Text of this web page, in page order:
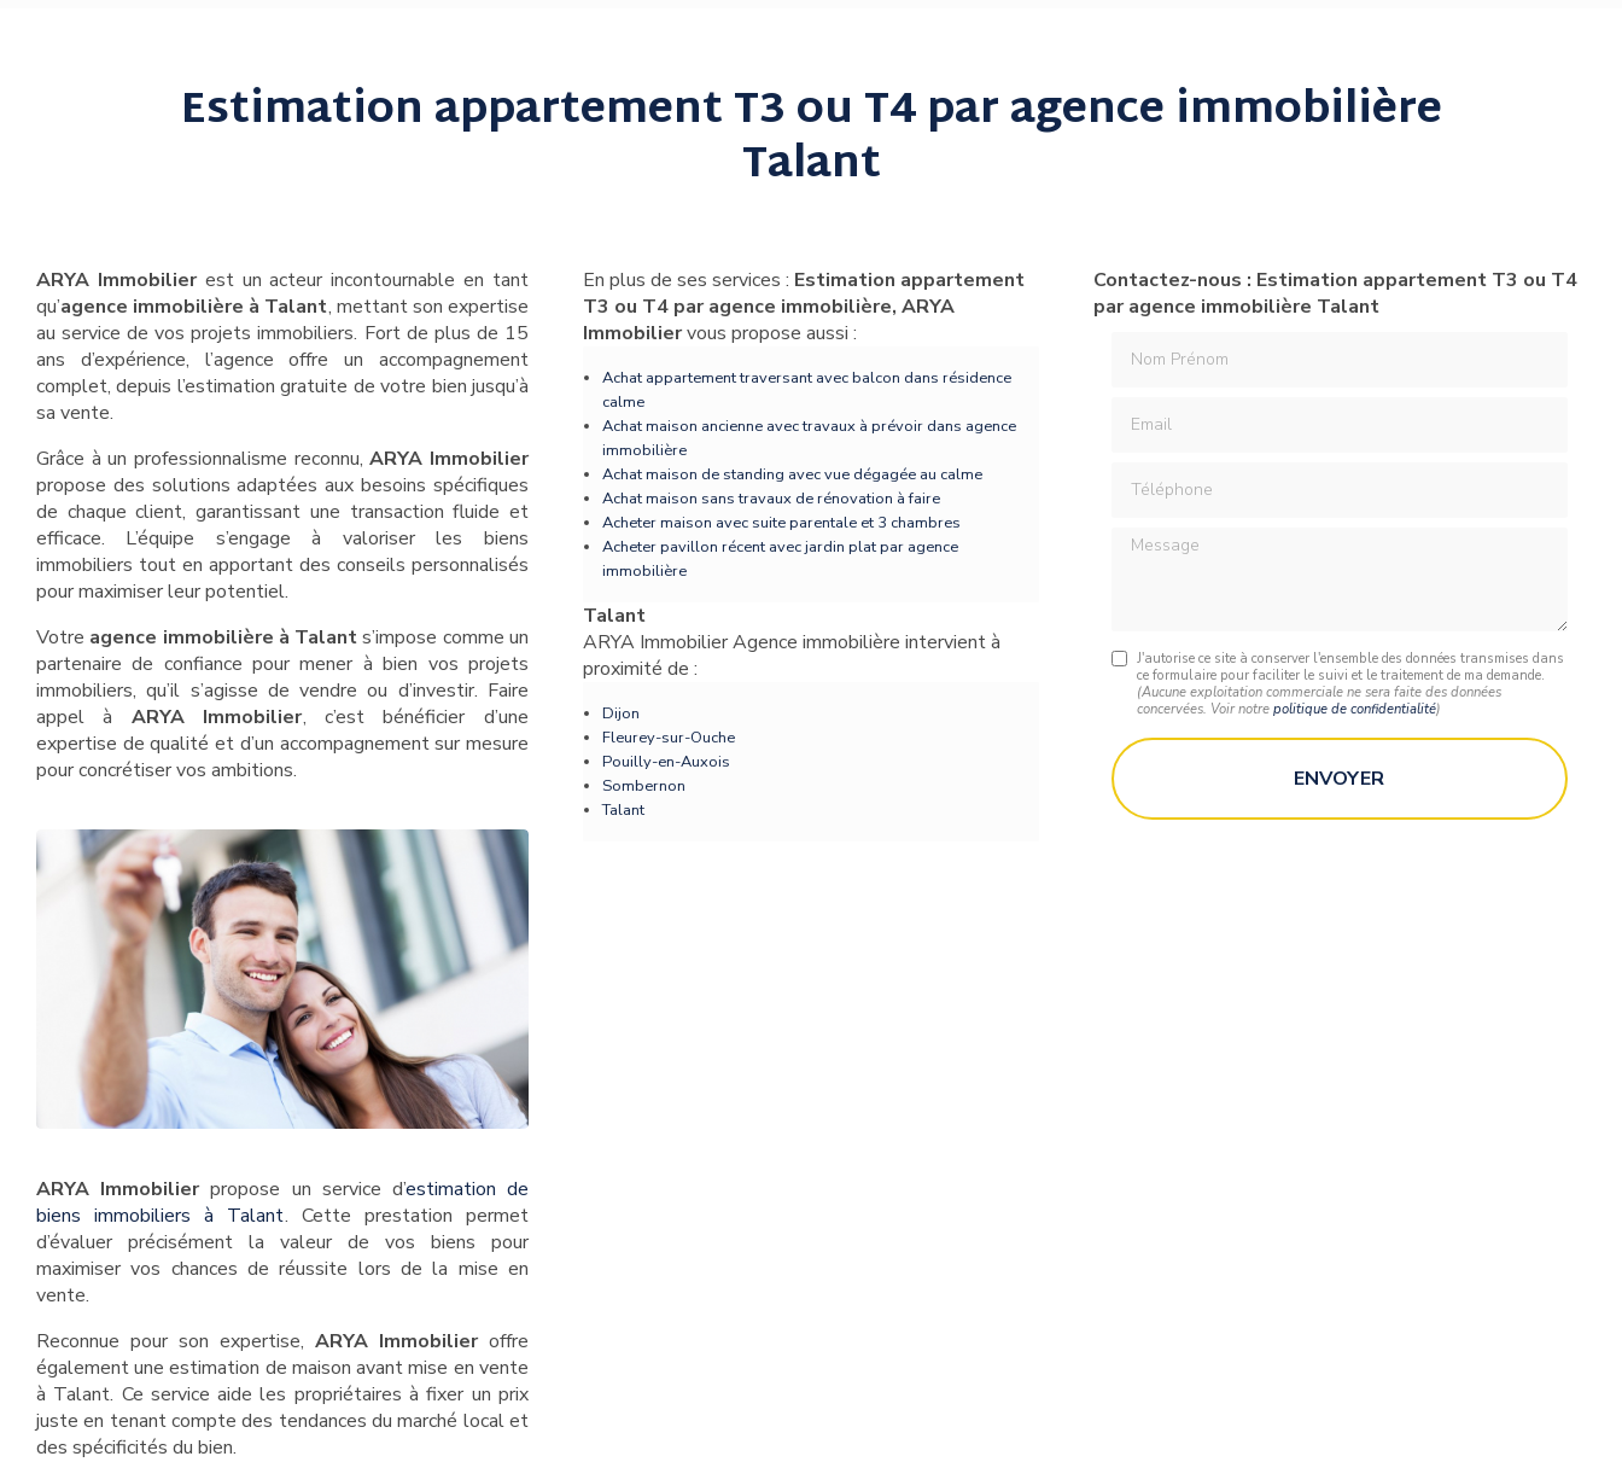
Estimation appartement T3 ou T4 par agence immobilière
Talant
ARYA Immobilierest un acteur incontournable en tant
qu’agence immobilière à Talant, mettant son expertise
au service de vos projets immobiliers. Fort de plus de 15
ans d’expérience, l’agence offre un accompagnement
complet, depuis l’estimation gratuite de votre bien jusqu’à
sa vente.
Grâce à un professionnalisme reconnu,ARYA Immobilier
propose des solutions adaptées aux besoins spécifiques
de chaque client, garantissant une transaction fluide et
efficace. L’équipe s’engage à valoriser les biens
immobiliers tout en apportant des conseils personnalisés
pour maximiser leur potentiel.
Votre agence immobilière à Talants’impose comme un
partenaire de confiance pour mener à bien vos projets
immobiliers, qu’il s’agisse de vendre ou d’investir. Faire
appel à ARYA Immobilier, c’est bénéficier d’une
expertise de qualité et d’un accompagnement sur mesure
pour concrétiser vos ambitions.
ARYA Immobilierpropose un service d’estimation de
biens immobiliers à Talant. Cette prestation permet
d’évaluer précisément la valeur de vos biens pour
maximiser vos chances de réussite lors de la mise en
vente.
Reconnue pour son expertise, ARYA Immobilieroffre
également une estimation de maison avant mise en vente
à Talant. Ce service aide les propriétaires à fixer un prix
juste en tenant compte des tendances du marché local et
des spécificités du bien.
En plus de ses services : Estimation appartement
T3 ou T4 par agence immobilière, ARYA
Immobiliervous propose aussi :
Achat appartement traversant avec balcon dans résidence
calme
Achat maison ancienne avec travaux à prévoir dans agence
immobilière
Achat maison de standing avec vue dégagée au calme
Achat maison sans travaux de rénovation à faire
Acheter maison avec suite parentale et 3 chambres
Acheter pavillon récent avec jardin plat par agence
immobilière
Talant
ARYA Immobilier Agence immobilière intervient à
proximité de :
Dijon
Fleurey-sur-Ouche
Pouilly-en-Auxois
Sombernon
Talant
Contactez-nous : Estimation appartement T3 ou T4
par agence immobilière Talant
Message
J'autorise ce site à conserver l'ensemble des données transmises dans
ce formulaire pour faciliter le suivi et le traitement de ma demande.
(Aucune exploitation commerciale ne sera faite des données
concervées. Voir notre politique de confidentialité)